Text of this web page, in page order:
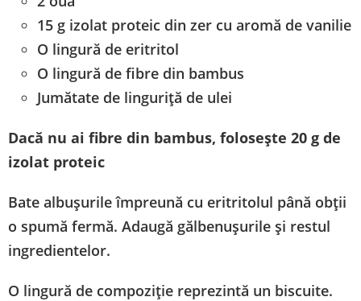
15 g izolat proteic din zer cu aromă de vanilie
O lingură de eritritol
O lingură de fibre din bambus
Jumătate de linguriță de ulei
Dacă nu ai fibre din bambus, folosește 20 g de
izolat proteic
Bate albușurile împreună cu eritritolul până obții
o spumă fermă. Adaugă gălbenușurile și restul
ingredientelor.
O lingură de compoziție reprezintă un biscuite.